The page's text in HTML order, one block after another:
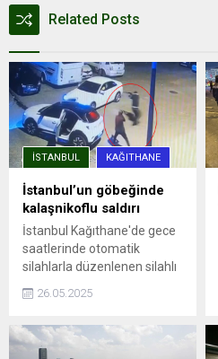
Related Posts
İSTANBUL KAĞITHANE
İstanbul’un göbeğinde
kalaşnikoflu saldırı
İstanbul Kağıthane'de gece
saatlerinde otomatik
silahlarla düzenlenen silahlı
Ümit Engin şans eseri yara
güvenlik kamerasına
26.05.2025